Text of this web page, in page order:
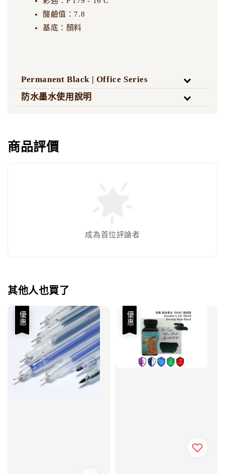
酸鹼值：7.8
基底：顏料
Permanent Black | Office Series
防水墨水使用說明
商品評價
成為首位評論者
其他人也買了
優惠 優惠